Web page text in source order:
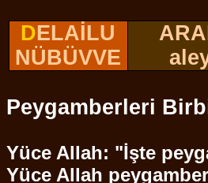
DELAİLU
NÜBÜVVE
Peygamberleri
Yüce Allah: "İşte
Yüce Allah